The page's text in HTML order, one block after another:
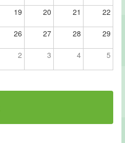
19 20 21 22
26 27 28 29
2 3 4 5